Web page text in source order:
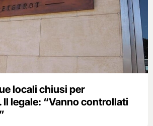
locali chiusi per
legale: “Vanno controllati